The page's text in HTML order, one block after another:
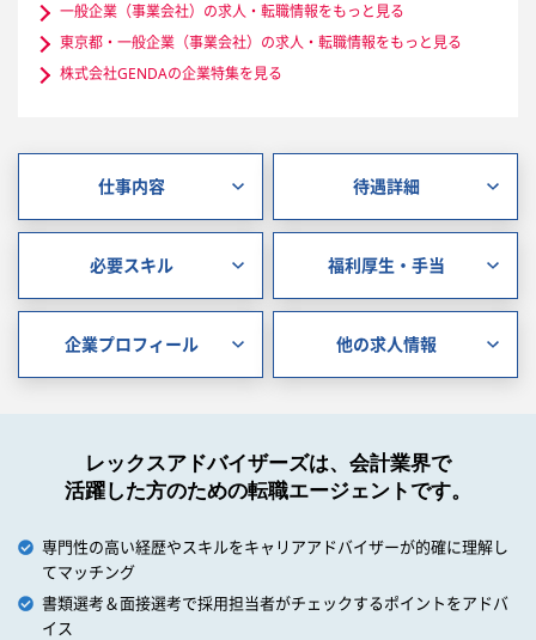
一般企業（事業会社）の求人・転職情報をもっと見る
東京都・一般企業（事業会社）の求人・転職情報をもっと見る
株式会社GENDAの企業特集を見る
仕事内容 待遇詳細
必要スキル 福利厚生・手当
企業プロフィール 他の求人情報
レックスアドバイザーズは、会計業界で
活躍した方のための転職エージェントです。
専門性の高い経歴やスキルをキャリアアドバイザーが的確に理解し
てマッチング
書類選考＆面接選考で採用担当者がチェックするポイントをアドバ
イス